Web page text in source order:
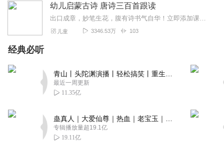
2023-01-24
听友395044643
回复
听友464128003
内容是不错，主播是南方人说普通话，不标准啊
幼儿启蒙古诗 唐诗三百首跟读
出口成章，妙笔生花，腹有诗书气自华！立即添加课程小助手微信jiankeke2012，为您发送《唐诗三百首》等精品学习资料，更可进群沟通交流学习心得哦！欢迎来...
儿童 3346.53万 103
经典必听
最近一周更新
11.35亿
专辑播放量超19.1亿
19.11亿